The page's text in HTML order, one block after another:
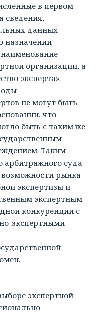
в первом
сведения,
данных
назначении
организации, а
эксперта».
не могут быть
что
быть с таким же
Таким
суда
рынка
экспертизы и
экспертным
конкуренции с
экспертными
экспертной